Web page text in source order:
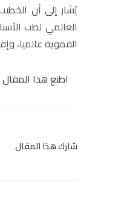
يُشار إلى أن
العالمي لطب
الفموية عالميا،
اطبع هذا المقال
شارك هذا المقال